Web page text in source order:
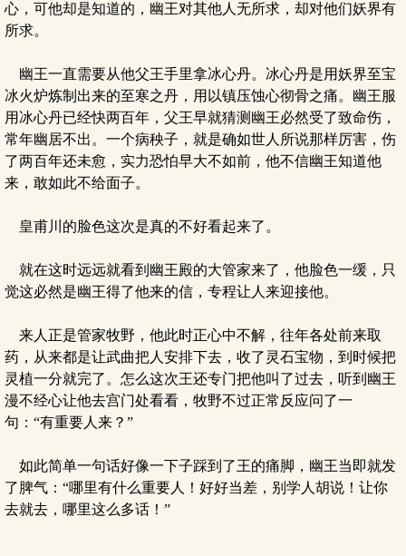
心，可他却是知道的，幽王对其他人无所求，却对他们妖界有
所求。
幽王一直需要从他父王手里拿冰心丹。冰心丹是用妖界至宝
冰火炉炼制出来的至寒之丹，用以镇压蚀心彻骨之痛。幽王服
用冰心丹已经快两百年，父王早就猜测幽王必然受了致命伤，
常年幽居不出。一个病秧子，就是确如世人所说那样厉害，伤
了两百年还未愈，实力恐怕早大不如前，他不信幽王知道他
来，敢如此不给面子。
皇甫川的脸色这次是真的不好看起来了。
就在这时远远就看到幽王殿的大管家来了，他脸色一缓，只
觉这必然是幽王得了他来的信，专程让人来迎接他。
来人正是管家牧野，他此时正心中不解，往年各处前来取
药，从来都是让武曲把人安排下去，收了灵石宝物，到时候把
灵植一分就完了。怎么这次王还专门把他叫了过去，听到幽王
漫不经心让他去宫门处看看，牧野不过正常反应问了一
句：“有重要人来？”
如此简单一句话好像一下子踩到了王的痛脚，幽王当即就发
了脾气：“哪里有什么重要人！好好当差，别学人胡说！让你
去就去，哪里这么多话！”